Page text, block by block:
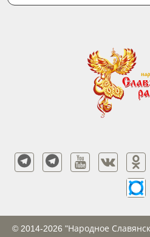
© 2014-2026 "Народное